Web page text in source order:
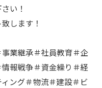
い！
します！
業継承＃社員教育＃企
報戦争＃資金繰り＃経
ング＃物流＃建設＃ビ